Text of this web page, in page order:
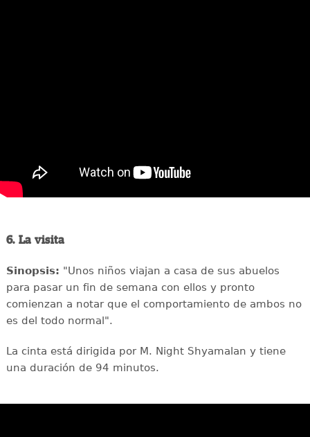
6. La visita
Sinopsis: "Unos niños viajan a casa de sus abuelos
para pasar un fin de semana con ellos y pronto
comienzan a notar que el comportamiento de ambos no
es del todo normal".
La cinta está dirigida por M. Night Shyamalan y tiene
una duración de 94 minutos.